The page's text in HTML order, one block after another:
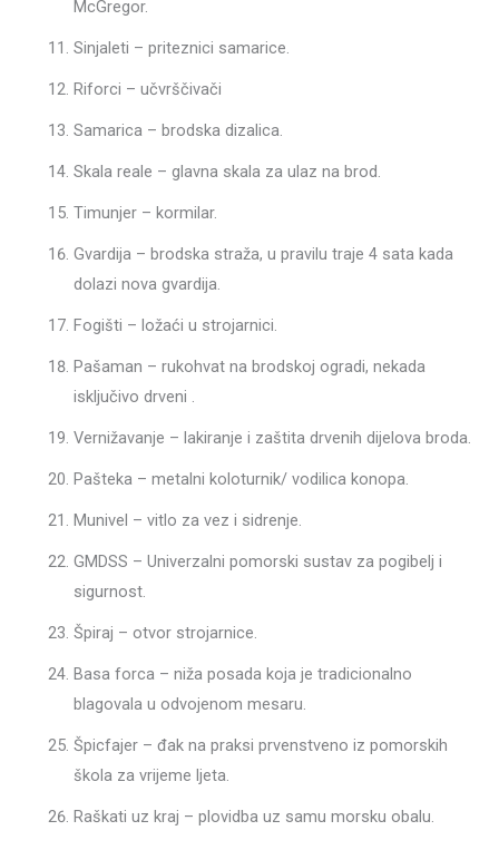
McGregor.
Sinjaleti – priteznici samarice.
Riforci – učvrščivači
Samarica – brodska dizalica.
Skala reale – glavna skala za ulaz na brod.
Timunjer – kormilar.
Gvardija – brodska straža, u pravilu traje 4 sata kada
dolazi nova gvardija.
Fogišti – ložaći u strojarnici.
Pašaman – rukohvat na brodskoj ogradi, nekada
isključivo drveni .
Vernižavanje – lakiranje i zaštita drvenih dijelova broda.
Pašteka – metalni koloturnik/ vodilica konopa.
Munivel – vitlo za vez i sidrenje.
GMDSS – Univerzalni pomorski sustav za pogibelj i
sigurnost.
Špiraj – otvor strojarnice.
Basa forca – niža posada koja je tradicionalno
blagovala u odvojenom mesaru.
Špicfajer – đak na praksi prvenstveno iz pomorskih
škola za vrijeme ljeta.
Raškati uz kraj – plovidba uz samu morsku obalu.